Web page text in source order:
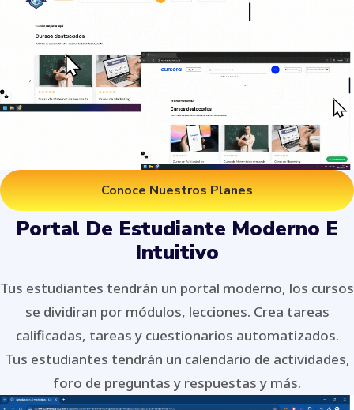
Conoce Nuestros Planes
Portal De Estudiante Moderno E
Intuitivo
Tus estudiantes tendrán un portal moderno, los cursos
se dividiran por módulos, lecciones. Crea tareas
calificadas, tareas y cuestionarios automatizados.
Tus estudiantes tendrán un calendario de actividades,
foro de preguntas y respuestas y más.